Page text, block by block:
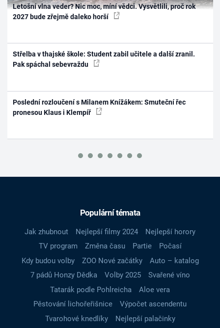
Letošní vlna veder? Nic moc, míní vědci. Vysvětlili, proč rok
2027 bude zřejmě daleko horší
Střelba v thajské škole: Student zabil učitele a další zranil.
Pak spáchal sebevraždu
Poslední rozloučení s Milanem Knížákem: Smuteční řec
pronesou Klaus i Klempíř
Populární témata
Jak zhubnout Nejlepší filmy 2024
Nejlepší horory
TV program
Změna času Partie
Počasí
Kdy budou volby
ZOO Nové začátky
Auto – katalog
7 pádů Honzy Dědka
Volby 2025
Svařené víno
Tatarák podle Pohlreicha
Aloe vera
Pěstování lichořeřišnice
Výpočet ascendentu
Tvarohové knedlíky
Nejlepší palačinky